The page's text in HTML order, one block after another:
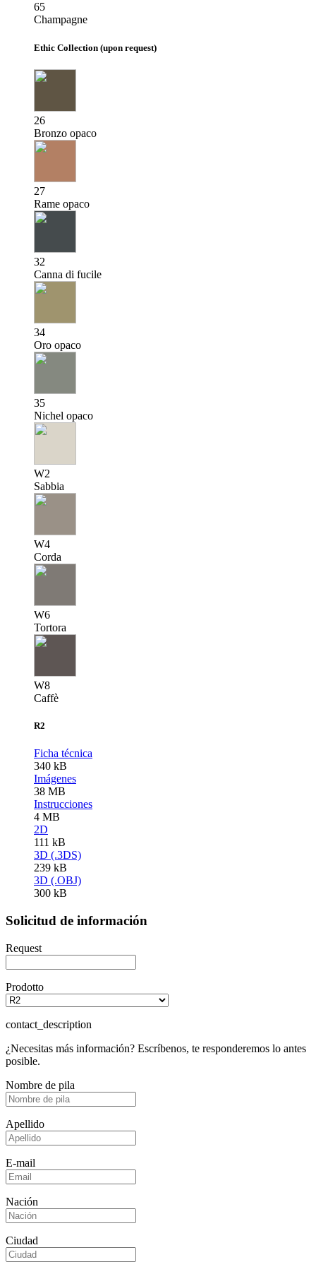
65
Champagne
Ethic Collection (upon request)
26
Bronzo opaco
27
Rame opaco
32
Canna di fucile
34
Oro opaco
35
Nichel opaco
W2
Sabbia
W4
Corda
W6
Tortora
W8
Caffè
R2
Ficha técnica
340 kB
Imágenes
38 MB
Instrucciones
4 MB
2D
111 kB
3D (.3DS)
239 kB
3D (.OBJ)
300 kB
Solicitud de información
Request
Prodotto
contact_description
¿Necesitas más información? Escríbenos, te responderemos lo antes
posible.
Nombre de pila
Apellido
E-mail
Nación
Ciudad